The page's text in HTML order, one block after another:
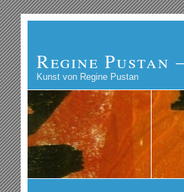
Regine
Kunst von Regine Pustan